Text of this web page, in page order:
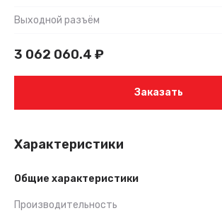
Выходной разъём
3 062 060.4 ₽
Заказать
Характеристики
Общие характеристики
Производительность